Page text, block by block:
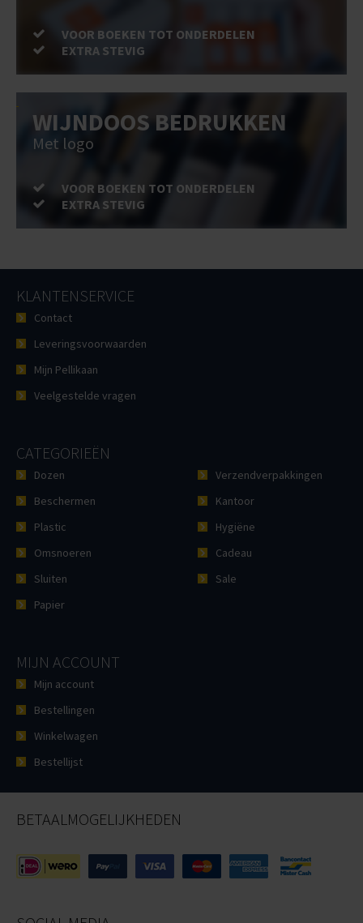
VOOR BOEKEN TOT ONDERDELEN
EXTRA STEVIG
WIJNDOOS BEDRUKKEN
Met logo
VOOR BOEKEN TOT ONDERDELEN
EXTRA STEVIG
KLANTENSERVICE
Contact
Leveringsvoorwaarden
Mijn Pellikaan
Veelgestelde vragen
CATEGORIEËN
Dozen
Beschermen
Plastic
Omsnoeren
Sluiten
Papier
Verzendverpakkingen
Kantoor
Hygiëne
Cadeau
Sale
MIJN ACCOUNT
Mijn account
Bestellingen
Winkelwagen
Bestellijst
BETAALMOGELIJKHEDEN